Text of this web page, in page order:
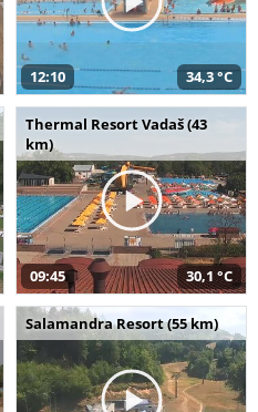
12:10 34,3 °C
Thermal Resort Vadaš (43
km)
09:45 30,1 °C
Salamandra Resort (55 km)